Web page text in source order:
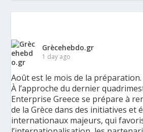
Grècehebdo.gr
1 day ago
Août est le mois de la préparation.
À l’approche du dernier
Enterprise Greece se prépare à
de la Grèce dans des initiatives et
internationaux majeurs, qui